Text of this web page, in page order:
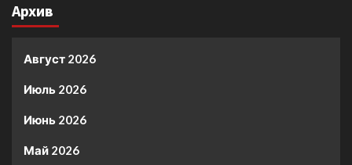
Архив
Август 2026
Июль 2026
Июнь 2026
Май 2026